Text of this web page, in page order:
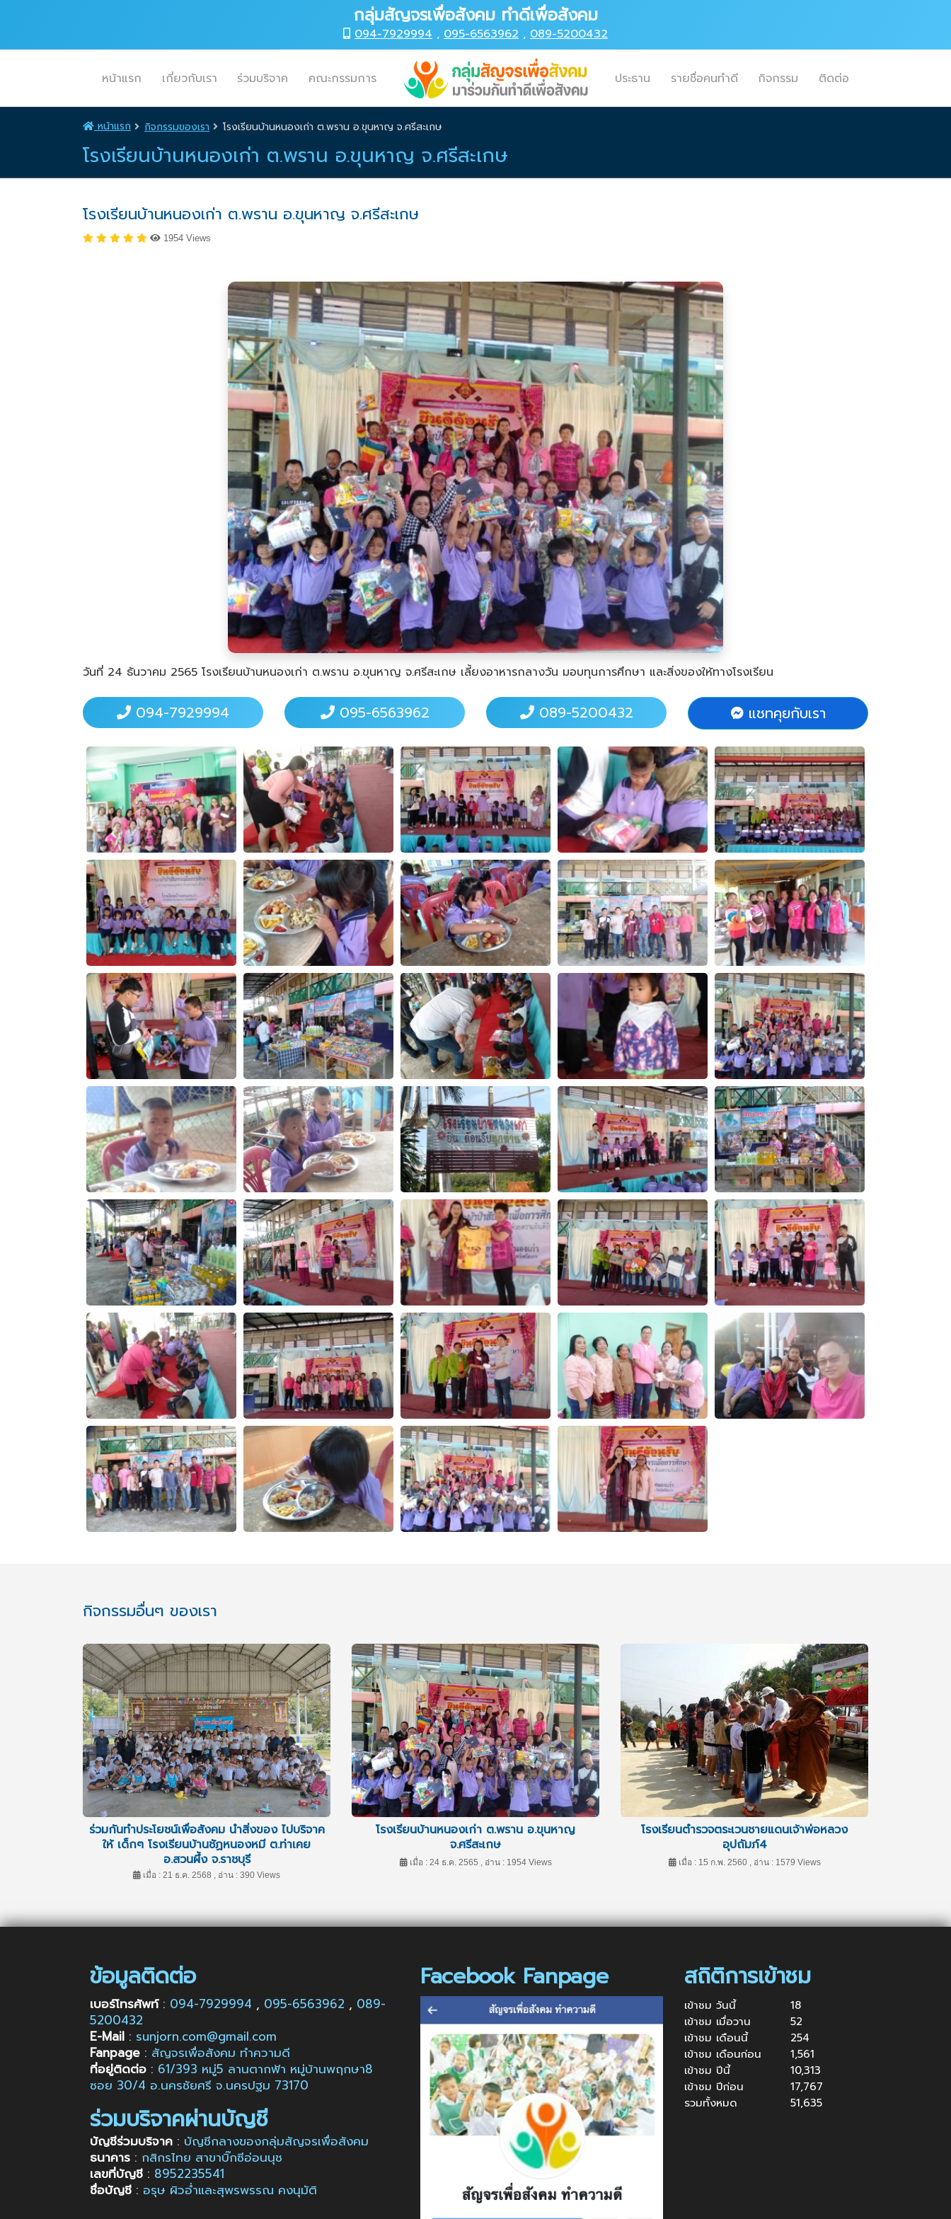
กลุ่มสัญจรเพื่อสังคม ทำดีเพื่อสังคม
094-7929994 , 095-6563962 , 089-5200432
หน้าแรก เกี่ยวกับเรา ร่วมบริจาค คณะกรรมการ ประธาน รายชื่อคนทำดี กิจกรรม ติดต่อ
หน้าแรก กิจกรรมของเรา โรงเรียนบ้านหนองเก่า ต.พราน อ.ขุนหาญ จ.ศรีสะเกษ
โรงเรียนบ้านหนองเก่า ต.พราน อ.ขุนหาญ จ.ศรีสะเกษ
โรงเรียนบ้านหนองเก่า ต.พราน อ.ขุนหาญ จ.ศรีสะเกษ
1954 Views
วันที่ 24 ธันวาคม 2565 โรงเรียนบ้านหนองเก่า ต.พราน อ.ขุนหาญ จ.ศรีสะเกษ เลี้ยงอาหารกลางวัน มอบทุนการศึกษา และสิ่งของให้ทางโรงเรียน
094-7929994 095-6563962 089-5200432 แชทคุยกับเรา
กิจกรรมอื่นๆ ของเรา
ร่วมกันทำประโยชน์เพื่อสังคม นำสิ่งของ ไปบริจาค
ให้ เด็กๆ โรงเรียนบ้านชัฏหนองหมี ต.ท่าเคย
อ.สวนผึ้ง จ.ราชบุรี
เมื่อ : 21 ธ.ค. 2568 , อ่าน : 390 Views
โรงเรียนบ้านหนองเก่า ต.พราน อ.ขุนหาญ
จ.ศรีสะเกษ
เมื่อ : 24 ธ.ค. 2565 , อ่าน : 1954 Views
โรงเรียนตำรวจตระเวนชายแดนเจ้าพ่อหลวง
อุปถัมภ์4
เมื่อ : 15 ก.พ. 2560 , อ่าน : 1579 Views
ข้อมูลติดต่อ
เบอร์โทรศัพท์: 094-7929994 , 095-6563962 , 089-
5200432
E-Mail : sunjorn.com@gmail.com
Fanpage : สัญจรเพื่อสังคม ทำความดี
ที่อยู่ติดต่อ : 61/393 หมู่5 ลานตากฟ้า หมู่บ้านพฤกษา8
ซอย 30/4 อ.นครชัยศรี จ.นครปฐม 73170
ร่วมบริจาคผ่านบัญชี
บัญชีร่วมบริจาค : บัญชีกลางของกลุ่มสัญจรเพื่อสังคม
ธนาคาร : กสิกรไทย สาขาบิ๊กซีอ่อนนุช
เลขที่บัญชี : 8952235541
ชื่อบัญชี : อรุษ ผิวอ่ำและสุพรพรรณ คงนุมัติ
Facebook Fanpage สถิติการเข้าชม
เข้าชม วันนี้
18
เข้าชม เมื่อวาน
52
เข้าชม เดือนนี้
254
เข้าชม เดือนก่อน
1,561
เข้าชม ปีนี้
10,313
เข้าชม ปีก่อน
17,767
รวมทั้งหมด
51,635